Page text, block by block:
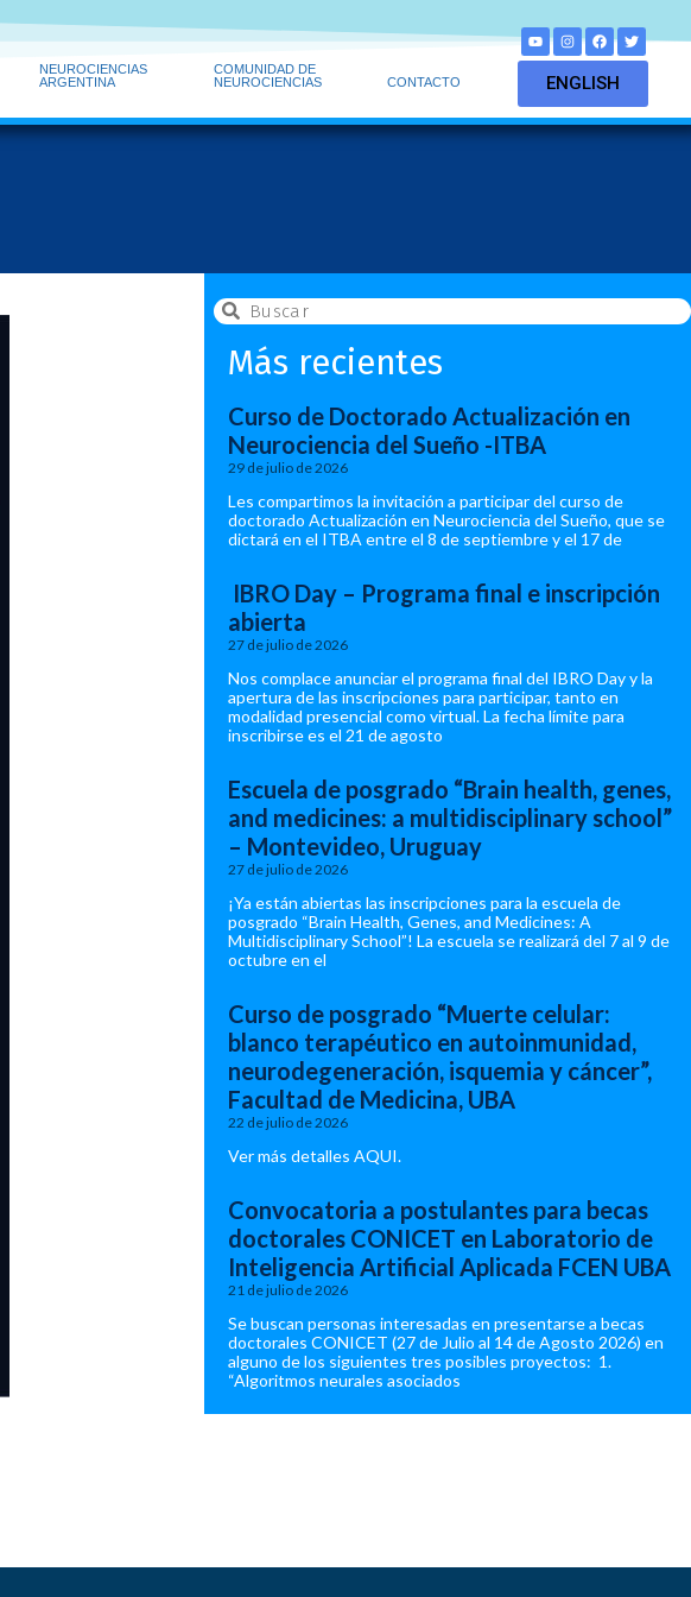
NEUROCIENCIAS
ARGENTINA
COMUNIDAD DE
NEUROCIENCIAS
CONTACTO ENGLISH
Más recientes
Curso de Doctorado Actualización en
Neurociencia del Sueño -ITBA
29 de julio de 2026
Les compartimos la invitación a participar del curso de
doctorado Actualización en Neurociencia del Sueño, que se
dictará en el ITBA entre el 8 de septiembre y el 17 de
IBRO Day – Programa final e inscripción
abierta
27 de julio de 2026
Nos complace anunciar el programa final del IBRO Day y la
apertura de las inscripciones para participar, tanto en
modalidad presencial como virtual. La fecha límite para
inscribirse es el 21 de agosto
Escuela de posgrado “Brain health, genes,
and medicines: a multidisciplinary school”
– Montevideo, Uruguay
27 de julio de 2026
¡Ya están abiertas las inscripciones para la escuela de
posgrado “Brain Health, Genes, and Medicines: A
Multidisciplinary School”! La escuela se realizará del 7 al 9 de
octubre en el
Curso de posgrado “Muerte celular:
blanco terapéutico en autoinmunidad,
neurodegeneración, isquemia y cáncer”,
Facultad de Medicina, UBA
22 de julio de 2026
Ver más detalles AQUI.
Convocatoria a postulantes para becas
doctorales CONICET en Laboratorio de
Inteligencia Artificial Aplicada FCEN UBA
21 de julio de 2026
Se buscan personas interesadas en presentarse a becas
doctorales CONICET (27 de Julio al 14 de Agosto 2026) en
alguno de los siguientes tres posibles proyectos: 1.
“Algoritmos neurales asociados